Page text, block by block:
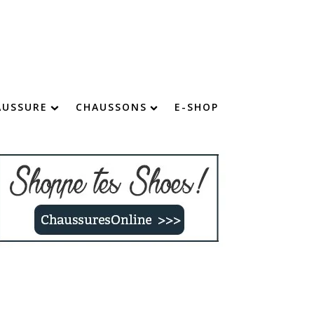
CHAUSSONS
Chaussons enfants
Chaussons rigolos
Chaussons fourrés
E-SHOP